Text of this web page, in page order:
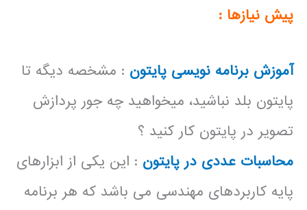
پیش نیازها :
آموزش برنامه نویسی پایتون : مشخصه دیگه تا
پایتون بلد نباشید، میخواهید چه جور پردازش
تصویر در پایتون کار کنید ؟
محاسبات عددی در پایتون : این یکی از ابزارهای
پایه کاربردهای مهندسی می باشد که هر برنامه